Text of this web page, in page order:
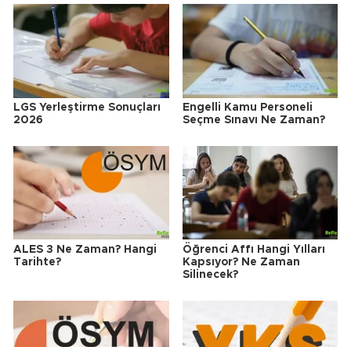
LGS Yerleştirme Sonuçları
2026
Engelli Kamu Personeli
Seçme Sınavı Ne Zaman?
ALES 3 Ne Zaman? Hangi
Tarihte?
Öğrenci Affı Hangi Yılları
Kapsıyor? Ne Zaman
Silinecek?